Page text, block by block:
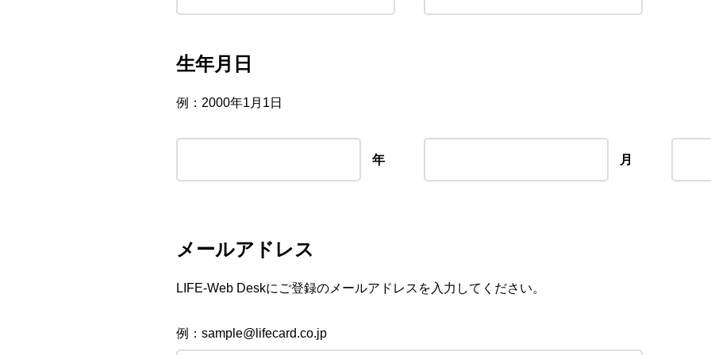
生年月日
例：2000年1月1日
年 月
メールアドレス
LIFE-Web Deskにご登録のメールアドレスを入力してください。
例：sample@lifecard.co.jp